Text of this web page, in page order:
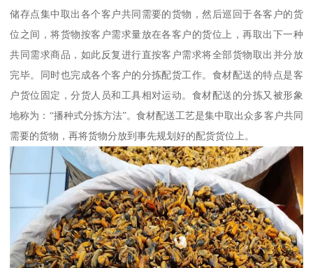
储存点集中取出各个客户共同需要的货物，然后巡回于各客户的货
位之间，将货物按客户需求量放在各客户的货位上，再取出下一种
共同需求商品，如此反复进行直按客户需求将全部货物取出并分放
完毕。同时也完成各个客户的分拣配货工作。食材配送的特点是客
户货位固定，分货人员和工具相对运动。食材配送的分拣又被形象
地称为：“播种式分拣方法”。食材配送工艺是集中取出众多客户共同
需要的货物，再将货物分放到事先规划好的配货货位上。